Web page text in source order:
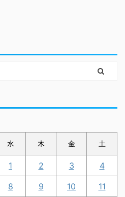
水 木 金 土
1 2 3 4
8 9 10 11